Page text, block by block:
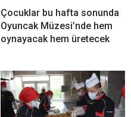
Çocuklar bu hafta sonunda
Oyuncak Müzesi’nde hem
oynayacak hem üretecek